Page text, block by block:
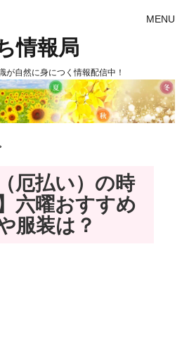
MENU
情報局
が自然に身につく情報配信中！
厄払い）の時
六曜おすすめ
服装は？